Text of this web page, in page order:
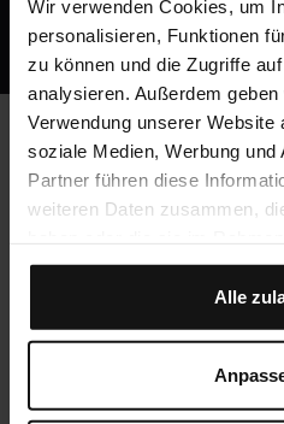
Wir verwenden Cookies, um
personalisieren, Funktionen
zu können und die Zugriffe
analysieren. Außerdem
Verwendung unserer Website
soziale Medien, Werbung
Partner führen diese
weiteren Daten zusammen,
gesammelt haben.
Alle
Oder ruf uns an:
Häufig
Werden CME-Punkte
sammeln!